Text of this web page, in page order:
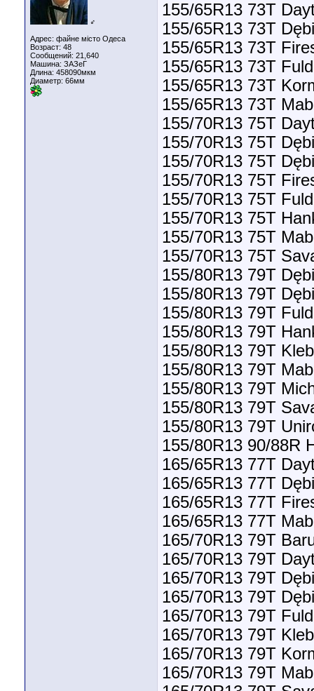
♂
Адрес: файне місто Одеса
Возраст: 48
Сообщений: 21,640
Машина: ЗАЗеГ
Длина: 458090мкм
Диаметр: 66мм
155/65R13 73T
155/65R13 73T
155/65R13 73T
155/65R13 73T
155/65R13 73T
155/65R13 73T
155/70R13 75T
155/70R13 75T
155/70R13 75T
155/70R13 75T
155/70R13 75T
155/70R13 75T
155/70R13 75T
155/70R13 75T
155/80R13 79T
155/80R13 79T
155/80R13 79T
155/80R13 79T
155/80R13 79T
155/80R13 79T
155/80R13 79T
155/80R13 79T
155/80R13 79T
155/80R13 90/88R
165/65R13 77T
165/65R13 77T
165/65R13 77T
165/65R13 77T
165/70R13 79T
165/70R13 79T
165/70R13 79T
165/70R13 79T
165/70R13 79T
165/70R13 79T
165/70R13 79T
165/70R13 79T